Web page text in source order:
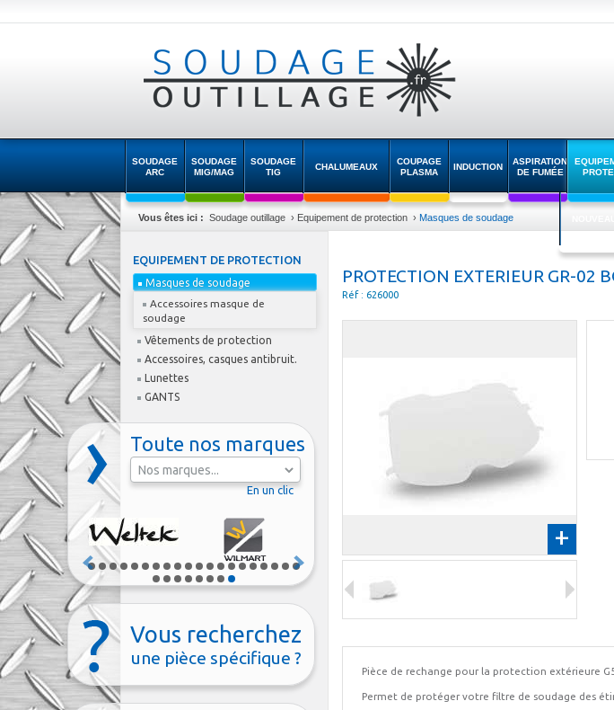
SOUDAGE
ARC
SOUDAGE
MIG/MAG
SOUDAGE
TIG
CHALUMEAUX
COUPAGE
PLASMA
INDUCTION
ASPIRATION
DE FUMÉE
Vous êtes ici : Soudage outillage› Equipement de protection› Masques de soudage
EQUIPEMENT DE PROTECTION
Masques de soudage
Accessoires masque de
soudage
Vêtements de protection
Accessoires, casques antibruit.
Lunettes
GANTS
Toute nos marques
En un clic
Vous recherchez
une pièce spécifique ?
PROTECTION EXTERIEUR GR-02
Réf : 626000
+
Pièce de rechange pour la protection extérieure
Permet de protéger votre filtre de soudage des